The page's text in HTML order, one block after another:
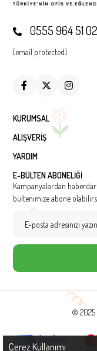
0555 964 51 02
[email protected]
KURUMSAL
ALIŞVERİŞ
YARDIM
E-BÜLTEN ABONELİĞİ
Kampanyalardan
bültenimize abone
© 2025
Çerez Kullanımı